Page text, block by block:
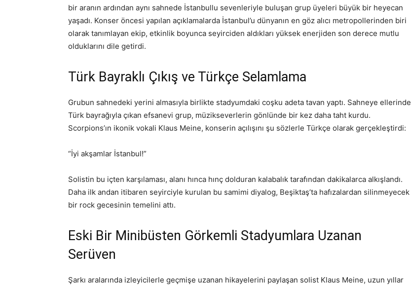
bir aranın ardından aynı sahnede İstanbullu sevenleriyle buluşan grup üyeleri büyük bir heyecan
yaşadı. Konser öncesi yapılan açıklamalarda İstanbul’u dünyanın en göz alıcı metropollerinden biri
olarak tanımlayan ekip, etkinlik boyunca seyirciden aldıkları yüksek enerjiden son derece mutlu
olduklarını dile getirdi.
Türk Bayraklı Çıkış ve Türkçe Selamlama
Grubun sahnedeki yerini almasıyla birlikte stadyumdaki coşku adeta tavan yaptı. Sahneye ellerinde
Türk bayrağıyla çıkan efsanevi grup, müzikseverlerin gönlünde bir kez daha taht kurdu.
Scorpions’ın ikonik vokali Klaus Meine, konserin açılışını şu sözlerle Türkçe olarak gerçekleştirdi:
“İyi akşamlar İstanbul!”
Solistin bu içten karşılaması, alanı hınca hınç dolduran kalabalık tarafından dakikalarca alkışlandı.
Daha ilk andan itibaren seyirciyle kurulan bu samimi diyalog, Beşiktaş’ta hafızalardan silinmeyecek
bir rock gecesinin temelini attı.
Eski Bir Minibüsten Görkemli Stadyumlara Uzanan
Serüven
Şarkı aralarında izleyicilerle geçmişe uzanan hikayelerini paylaşan solist Klaus Meine, uzun yıllar